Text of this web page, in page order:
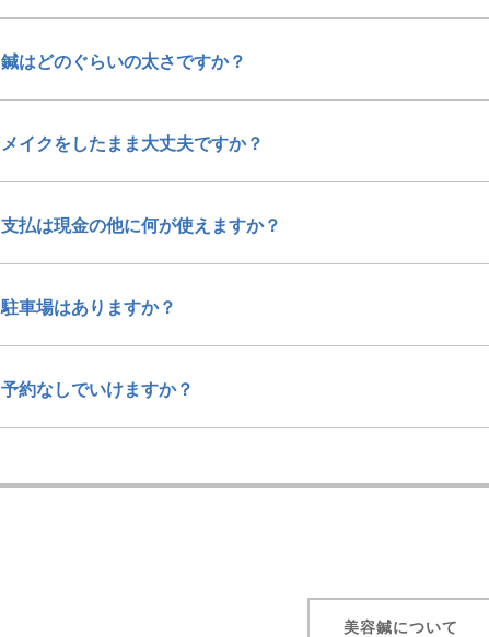
鍼はどのぐらいの太さですか？
メイクをしたまま大丈夫ですか？
支払は現金の他に何が使えますか？
駐車場はありますか？
予約なしでいけますか？
美容鍼について